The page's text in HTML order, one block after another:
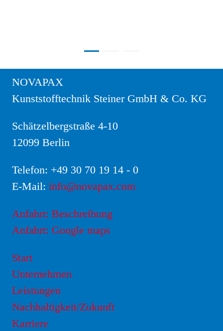
NOVAPAX
Kunststofftechnik Steiner GmbH & Co. KG
Schätzelbergstraße 4-10
12099 Berlin
Telefon: +49 30 70 19 14 - 0
E-Mail: info@novapax.com
Anfahrt: Beschreibung
Anfahrt: Google maps
Start
Unternehmen
Leistungen
Nachhaltigkeit/Zukunft
Karriere